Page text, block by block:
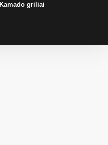
Kamado griliai